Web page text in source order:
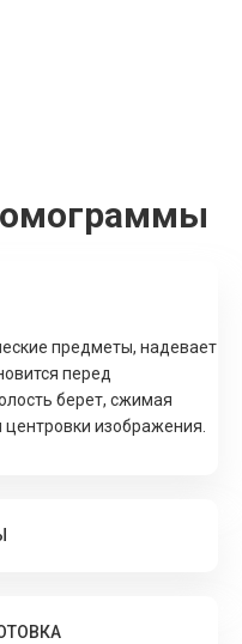
предметы, надевает
перед
берет, сжимая
изображения.